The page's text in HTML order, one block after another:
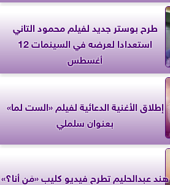
طرح بوستر جديد لفيلم محمود التاني
استعدادا لعرضه في السينمات 12
أغسطس
إطلاق الأغنية الدعائية لفيلم «الست لما»
بعنوان سلملي
هند عبدالحليم تطرح فيديو كليب «مَن أنا؟»